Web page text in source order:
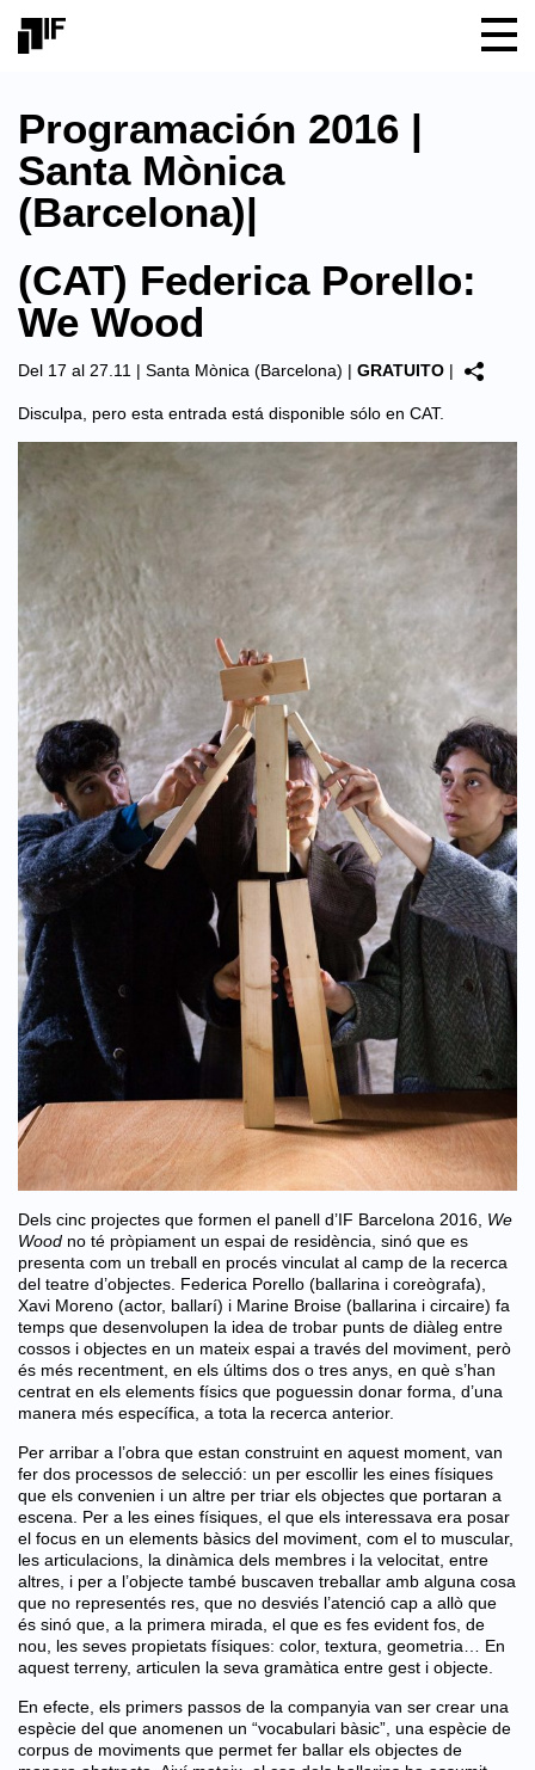
Programación 2016 |
Santa Mònica
(Barcelona)|
(CAT) Federica Porello:
We Wood
Del 17 al 27.11 | Santa Mònica (Barcelona) | GRATUITO |
Disculpa, pero esta entrada está disponible sólo en CAT.
Dels cinc projectes que formen el panell d’IF Barcelona 2016, We
Wood no té pròpiament un espai de residència, sinó que es
presenta com un treball en procés vinculat al camp de la recerca
del teatre d’objectes. Federica Porello (ballarina i coreògrafa),
Xavi Moreno (actor, ballarí) i Marine Broise (ballarina i circaire) fa
temps que desenvolupen la idea de trobar punts de diàleg entre
cossos i objectes en un mateix espai a través del moviment, però
és més recentment, en els últims dos o tres anys, en què s’han
centrat en els elements físics que poguessin donar forma, d’una
manera més específica, a tota la recerca anterior.
Per arribar a l’obra que estan construint en aquest moment, van
fer dos processos de selecció: un per escollir les eines físiques
que els convenien i un altre per triar els objectes que portaran a
escena. Per a les eines físiques, el que els interessava era posar
el focus en un elements bàsics del moviment, com el to muscular,
les articulacions, la dinàmica dels membres i la velocitat, entre
altres, i per a l’objecte també buscaven treballar amb alguna cosa
que no representés res, que no desviés l’atenció cap a allò que
és sinó que, a la primera mirada, el que es fes evident fos, de
nou, les seves propietats físiques: color, textura, geometria… En
aquest terreny, articulen la seva gramàtica entre gest i objecte.
En efecte, els primers passos de la companyia van ser crear una
espècie del que anomenen un “vocabulari bàsic”, una espècie de
corpus de moviments que permet fer ballar els objectes de